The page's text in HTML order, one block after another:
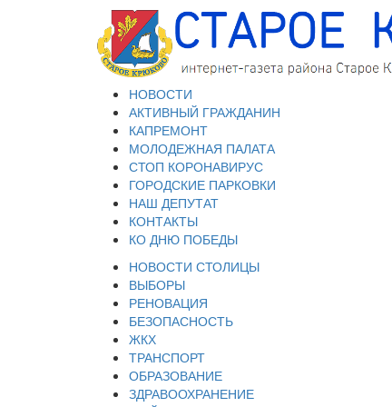
НОВОСТИ
АКТИВНЫЙ ГРАЖДАНИН
КАПРЕМОНТ
МОЛОДЕЖНАЯ ПАЛАТА
СТОП КОРОНАВИРУС
ГОРОДСКИЕ ПАРКОВКИ
НАШ ДЕПУТАТ
КОНТАКТЫ
КО ДНЮ ПОБЕДЫ
НОВОСТИ СТОЛИЦЫ
ВЫБОРЫ
РЕНОВАЦИЯ
БЕЗОПАСНОСТЬ
ЖКХ
ТРАНСПОРТ
ОБРАЗОВАНИЕ
ЗДРАВООХРАНЕНИЕ